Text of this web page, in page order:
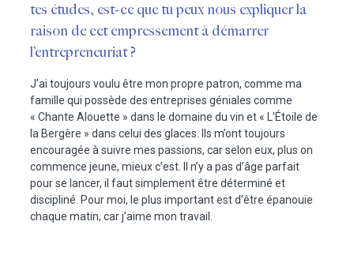
tes études, est-ce que tu peux nous expliquer la
raison de cet empressement à démarrer
l’entrepreneuriat ?
J’ai toujours voulu être mon propre patron, comme ma
famille qui possède des entreprises géniales comme
« Chante Alouette » dans le domaine du vin et « L’Étoile de
la Bergère » dans celui des glaces. Ils m’ont toujours
encouragée à suivre mes passions, car selon eux, plus on
commence jeune, mieux c’est. Il n’y a pas d’âge parfait
pour se lancer, il faut simplement être déterminé et
discipliné. Pour moi, le plus important est d’être épanouie
chaque matin, car j’aime mon travail.